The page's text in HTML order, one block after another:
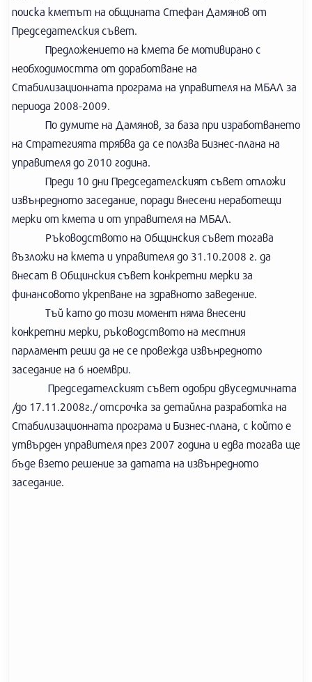
поиска кметът на общината Стефан Дамянов от
Председателския съвет.
Предложението на кмета бе мотивирано с
необходимостта от доработване на
Стабилизационната програма на управителя на МБАЛ за
периода 2008-2009.
По думите на Дамянов, за база при изработването
на Стратегията трябва да се ползва Бизнес-плана на
управителя до 2010 година.
Преди 10 дни Председателският съвет отложи
извънредното заседание, поради внесени неработещи
мерки от кмета и от управителя на МБАЛ.
Ръководството на Общинския съвет тогава
възложи на кмета и управителя до 31.10.2008 г. да
внесат в Общинския съвет конкретни мерки за
финансовото укрепване на здравното заведение.
Тъй като до този момент няма внесени
конкретни мерки, ръководството на местния
парламент реши да не се провежда извънредното
заседание на 6 ноември.
Председателският съвет одобри двуседмичната
/до 17.11.2008г./ отсрочка за детайлна разработка на
Стабилизационната програма и Бизнес-плана, с който е
утвърден управителя през 2007 година и едва тогава ще
бъде взето решение за датата на извънредното
заседание.